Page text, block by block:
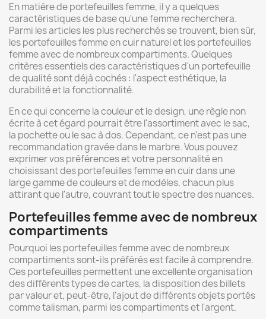
En matière de portefeuilles femme, il y a quelques
caractéristiques de base qu'une femme recherchera.
Parmi les articles les plus recherchés se trouvent, bien sûr,
les portefeuilles femme en cuir naturel et les portefeuilles
femme avec de nombreux compartiments. Quelques
critères essentiels des caractéristiques d'un portefeuille
de qualité sont déjà cochés : l'aspect esthétique, la
durabilité et la fonctionnalité.
En ce qui concerne la couleur et le design, une règle non
écrite à cet égard pourrait être l'assortiment avec le sac,
la pochette ou le sac à dos. Cependant, ce n'est pas une
recommandation gravée dans le marbre. Vous pouvez
exprimer vos préférences et votre personnalité en
choisissant des portefeuilles femme en cuir dans une
large gamme de couleurs et de modèles, chacun plus
attirant que l'autre, couvrant tout le spectre des nuances.
Portefeuilles femme avec de nombreux
compartiments
Pourquoi les portefeuilles femme avec de nombreux
compartiments sont-ils préférés est facile à comprendre.
Ces portefeuilles permettent une excellente organisation
des différents types de cartes, la disposition des billets
par valeur et, peut-être, l'ajout de différents objets portés
comme talisman, parmi les compartiments et l'argent.